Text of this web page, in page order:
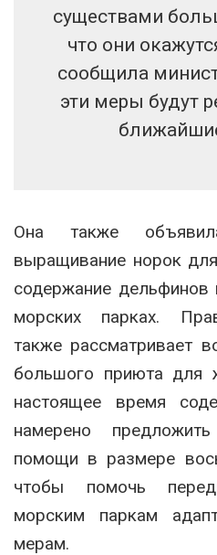
существами
что они
сообщила
эти меры будут
Она также
выращивание норок
содержание
морских парках.
также рассматривает
большого приюта для
настоящее время
намерено
помощи в размере
чтобы помочь
морским паркам
мерам.